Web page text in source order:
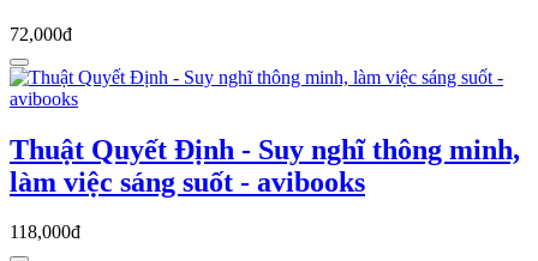
72,000đ
Thuật Quyết Định - Suy nghĩ thông minh,
làm việc sáng suốt - avibooks
118,000đ